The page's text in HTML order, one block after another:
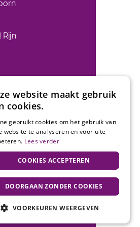
website maakt gebruik
cookies.
gebruikt cookies om het gebruik van
website te analyseren en voor u te
Lees verder
COOKIES ACCEPTEREN
DOORGAAN ZONDER COOKIES
VOORKEUREN WEERGEVEN